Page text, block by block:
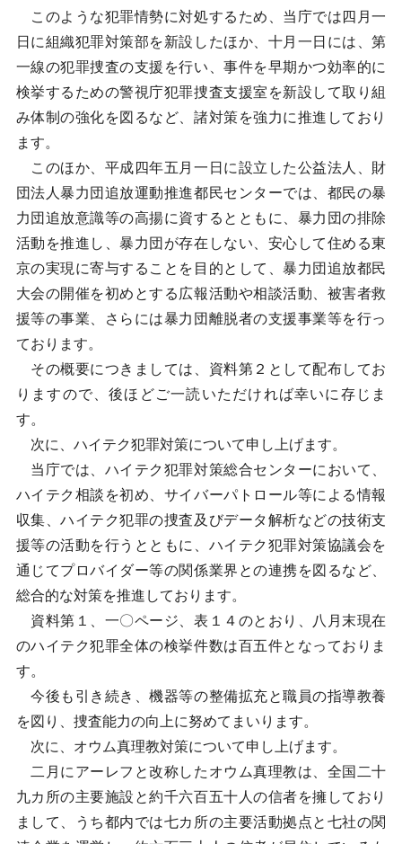
このような犯罪情勢に対処するため、当庁では四月一
日に組織犯罪対策部を新設したほか、十月一日には、第
一線の犯罪捜査の支援を行い、事件を早期かつ効率的に
検挙するための警視庁犯罪捜査支援室を新設して取り組
み体制の強化を図るなど、諸対策を強力に推進しており
ます。
このほか、平成四年五月一日に設立した公益法人、財
団法人暴力団追放運動推進都民センターでは、都民の暴
力団追放意識等の高揚に資するとともに、暴力団の排除
活動を推進し、暴力団が存在しない、安心して住める東
京の実現に寄与することを目的として、暴力団追放都民
大会の開催を初めとする広報活動や相談活動、被害者救
援等の事業、さらには暴力団離脱者の支援事業等を行っ
ております。
その概要につきましては、資料第２として配布してお
りますので、後ほどご一読いただければ幸いに存じま
す。
次に、ハイテク犯罪対策について申し上げます。
当庁では、ハイテク犯罪対策総合センターにおいて、
ハイテク相談を初め、サイバーパトロール等による情報
収集、ハイテク犯罪の捜査及びデータ解析などの技術支
援等の活動を行うとともに、ハイテク犯罪対策協議会を
通じてプロバイダー等の関係業界との連携を図るなど、
総合的な対策を推進しております。
資料第１、一〇ページ、表１４のとおり、八月末現在
のハイテク犯罪全体の検挙件数は百五件となっておりま
す。
今後も引き続き、機器等の整備拡充と職員の指導教養
を図り、捜査能力の向上に努めてまいります。
次に、オウム真理教対策について申し上げます。
二月にアーレフと改称したオウム真理教は、全国二十
九カ所の主要施設と約千六百五十人の信者を擁しており
まして、うち都内では七カ所の主要活動拠点と七社の関